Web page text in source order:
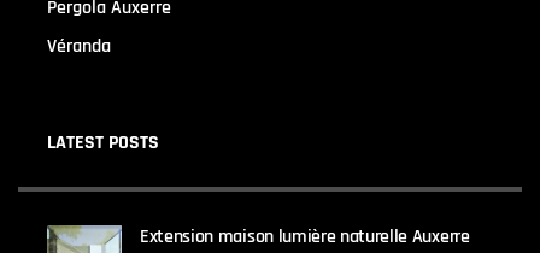
Pergola Auxerre
Véranda
LATEST POSTS
Extension maison lumière naturelle Auxerre